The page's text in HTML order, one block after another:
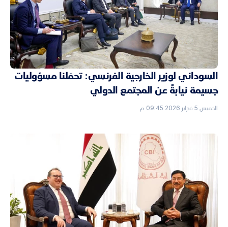
السوداني لوزير الخارجية الفرنسي: تحمّلنا مسؤوليات
جسيمة نيابةً عن المجتمع الدولي
الخميس 5 فبراير 2026 09:45 م